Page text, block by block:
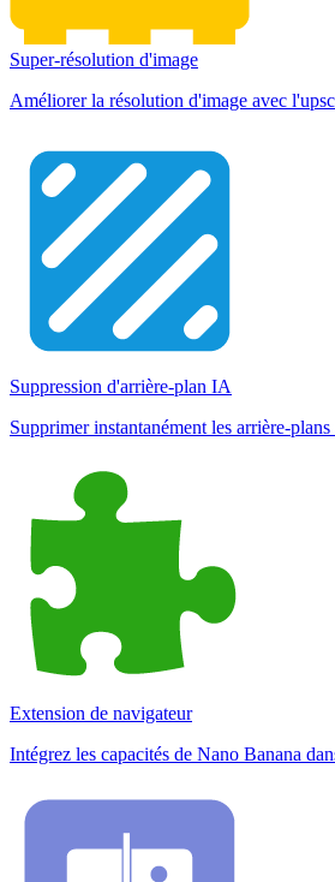
Super-résolution d'image
Améliorer la résolution d'image avec
Suppression d'arrière-plan IA
Supprimer instantanément les arrière-
Extension de navigateur
Intégrez les capacités de Nano Banana